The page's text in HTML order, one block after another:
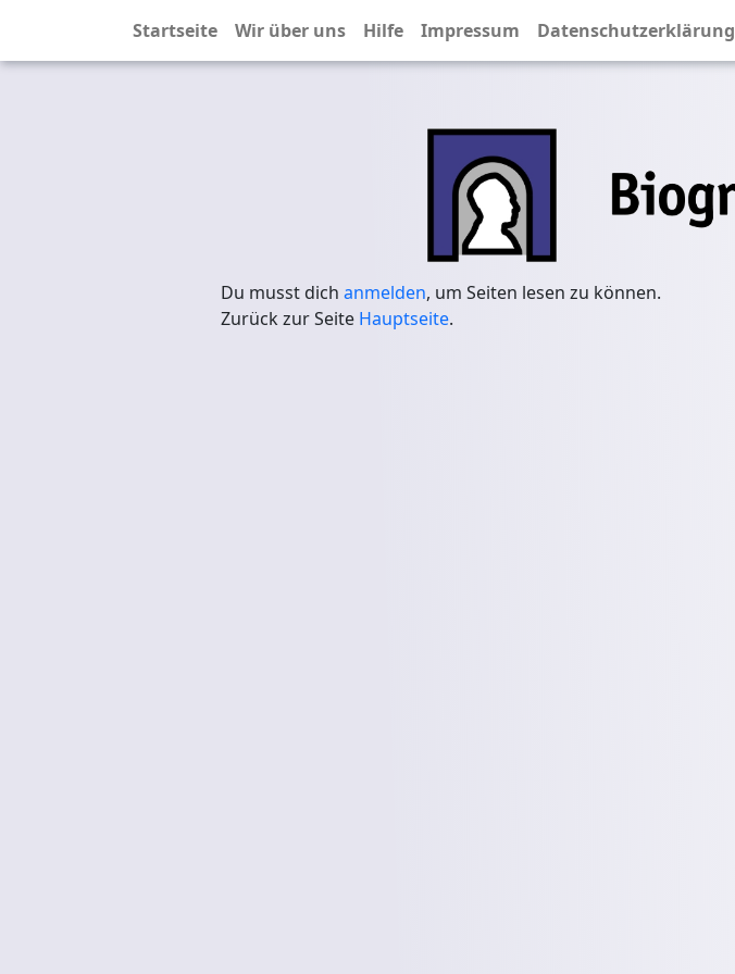
Startseite Wir über uns Hilfe Impressum Datenschutzerklärung
Du musst dich anmelden, um Seiten lesen zu können.
Zurück zur Seite Hauptseite.